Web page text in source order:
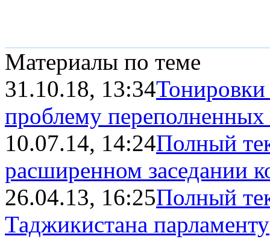
Материалы по теме
31.10.18, 13:34
проблему
10.07.14, 14:24Полный
расширенном заседании
26.04.13, 16:25Полный
Таджикистана парламенту